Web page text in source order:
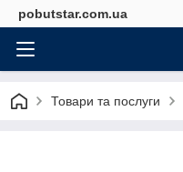
pobutstar.com.ua
Товари та послуги